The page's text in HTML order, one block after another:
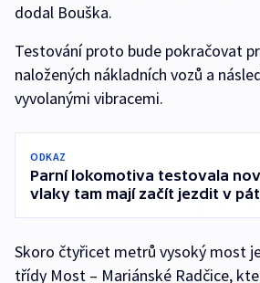
dodal Bouška.
Testování proto bude pokračovat
naložených nákladních vozů a
vyvolanými vibracemi.
ODKAZ
Parní lokomotiva testovala
vlaky tam mají začít jezdit v
Skoro čtyřicet metrů vysoký most
třídy Most – Mariánské Radčice,